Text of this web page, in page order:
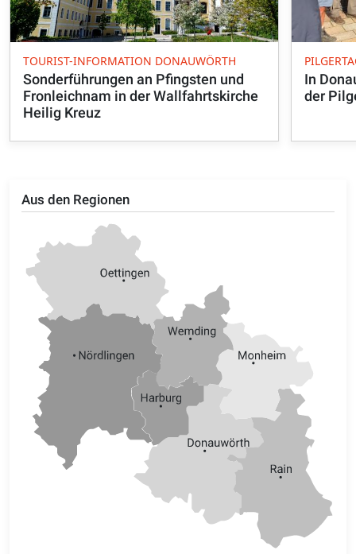
Aus den Regionen
TOURIST-INFORMATION DONAUWÖRTH
Sonderführungen an Pfingsten und
Fronleichnam in der Wallfahrtskirche
Heilig Kreuz
In
der